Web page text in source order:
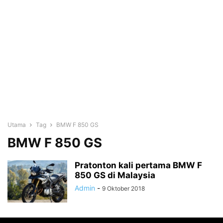
Utama Tag BMW F 850 GS
BMW F 850 GS
Pratonton kali pertama BMW F
850 GS di Malaysia
Admin - 9 Oktober 2018